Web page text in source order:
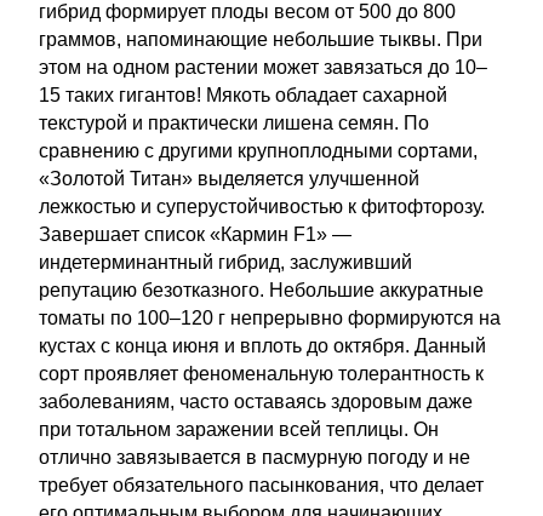
гибрид формирует плоды весом от 500 до 800
граммов, напоминающие небольшие тыквы. При
этом на одном растении может завязаться до 10–
15 таких гигантов! Мякоть обладает сахарной
текстурой и практически лишена семян. По
сравнению с другими крупноплодными сортами,
«Золотой Титан» выделяется улучшенной
лежкостью и суперустойчивостью к фитофторозу.
Завершает список «Кармин F1» —
индетерминантный гибрид, заслуживший
репутацию безотказного. Небольшие аккуратные
томаты по 100–120 г непрерывно формируются на
кустах с конца июня и вплоть до октября. Данный
сорт проявляет феноменальную толерантность к
заболеваниям, часто оставаясь здоровым даже
при тотальном заражении всей теплицы. Он
отлично завязывается в пасмурную погоду и не
требует обязательного пасынкования, что делает